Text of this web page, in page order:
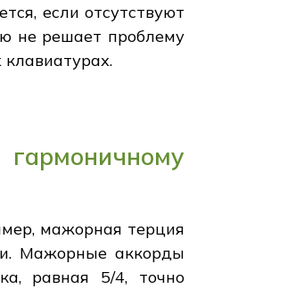
если отсутствуют
не решает проблему
мажорная терция
Мажорные аккорды
равная 5/4, точно